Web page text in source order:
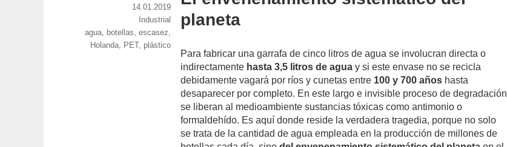
planeta
Para fabricar una garrafa de cinco litros de agua se involucran directa o
indirectamente hasta 3,5 litros de agua y si este envase no se recicla
debidamente vagará por ríos y cunetas entre 100 y 700 años hasta
desaparecer por completo. En este largo e invisible proceso de degradación
se liberan al medioambiente sustancias tóxicas como antimonio o
formaldehído. Es aquí donde reside la verdadera tragedia, porque no solo
se trata de la cantidad de agua empleada en la producción de millones de
paez/Publicado
14.01.2019
Categorías
Industrial
Etiquetas
agua, botellas,escasez,
Holanda, PET, plástico